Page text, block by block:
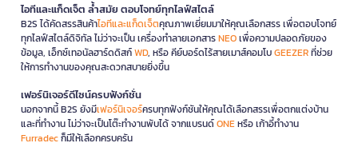
ไอทีและแก็ดเจ็ต ล้ำสมัย ตอบโจทย์ทุกไลฟ์สไตล์
B2S ได้คัดสรรสินค้าไอทีและแก็ดเจ็ตคุณภาพเยี่ยมมาให้คุณเลือกสรร เพื่อตอบโจทย์
ทุกไลฟ์สไตล์ดิจิทัล ไม่ว่าจะเป็น เครื่องทำลายเอกสารNEOเพื่อความปลอดภัยของ
ข้อมูล, เอ็กซ์เทอนัลฮาร์ดดิสก์WD, หรือ คีย์บอร์ดไร้สายเมาส์คอมโบGEEZERที่ช่วย
ให้การทำงานของคุณสะดวกสบายยิ่งขึ้น
เฟอร์นิเจอร์ดีไซน์ครบฟังก์ชั่น
นอกจากนี้ B2S ยังมีเฟอร์นิเจอร์ครบทุกฟังก์ชันให้คุณได้เลือกสรรเพื่อตกแต่งบ้าน
และที่ทำงาน ไม่ว่าจะเป็นโต๊ะทำงานพับได้ จากแบรนด์ONEหรือ เก้าอี้ทำงาน
Furradecก็มีให้เลือกครบครัน